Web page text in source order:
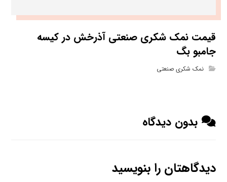
قیمت نمک شکری صنعتی آذرخش در کیسه
جامبو بگ
نمک شکری صنعتی
بدون دیدگاه
دیدگاهتان را بنویسید